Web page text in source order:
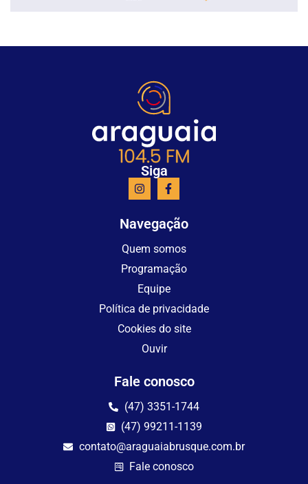
Siga
Navegação
Quem somos
Programação
Equipe
Política de privacidade
Cookies do site
Ouvir
Fale conosco
(47) 3351-1744
(47) 99211-1139
contato@araguaiabrusque.com.br
Fale conosco